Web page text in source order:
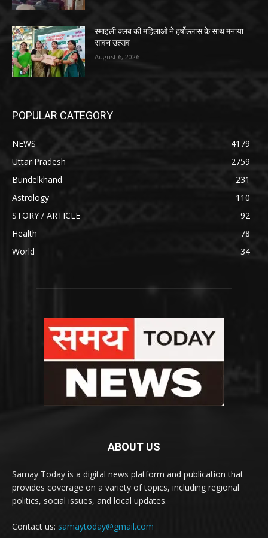
स्माइली क्लब की महिलाओं ने हर्षोल्लास के साथ मनाया
सावन उत्सव
August 6, 2026
POPULAR CATEGORY
NEWS
4179
Uttar Pradesh
2759
Bundelkhand
231
Astrology
110
STORY / ARTICLE
92
Health
78
World
34
ABOUT US
Samay Today is a digital news platform and publication that
provides coverage on a variety of topics, including regional
politics, social issues, and local updates.
Contact us: samaytoday@gmail.com